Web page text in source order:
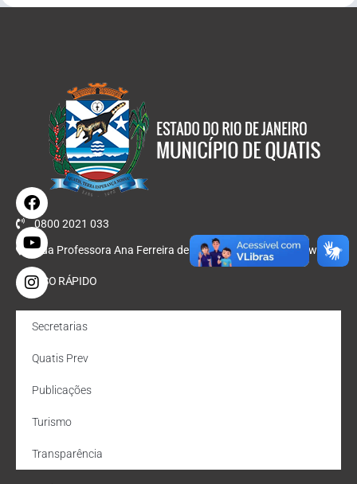
0800 2021 033
Rua Professora Ana Ferreira de Oliveira, Nº 47, Bondarowsky
ACESSO RÁPIDO
Secretarias
Quatis Prev
Publicações
Turismo
Transparência